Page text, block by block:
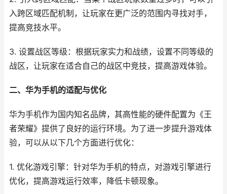
入跨区域匹配机制，让玩家在更广泛的范围内寻找对手，
提高竞技水平。
3. 设置战区等级：根据玩家实力和战绩，设置不同等级的
战区，让玩家在适合自己的战区中竞技，提高游戏体验。
二、华为手机的适配与优化
华为手机作为国内知名品牌，其高性能的硬件配置为《王
者荣耀》提供了良好的运行环境。为了进一步提升游戏体
验，可以从以下几个方面进行优化：
1. 优化游戏引擎：针对华为手机的特点，对游戏引擎进行
优化，提高游戏运行效率，降低卡顿现象。